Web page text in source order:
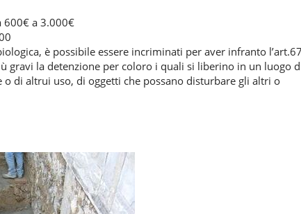
600€ a 3.000€
è possibile essere incriminati per aver infranto
gravi la detenzione per coloro i quali si liberino in un luogo
di altrui uso, di oggetti che possano disturbare gli altri o